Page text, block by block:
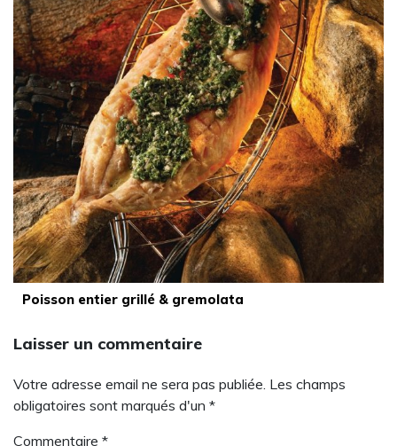
Poisson entier grillé & gremolata
Laisser un commentaire
Votre adresse email ne sera pas publiée. Les champs
obligatoires sont marqués d'un *
Commentaire *